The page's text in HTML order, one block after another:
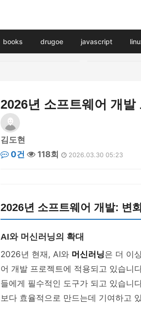
books drugoe javascript
2026년 소프트웨어 개발
김도현
0건
118회 2026.03.30 05:23
2026년 소프트웨어 개발: 변
AI와 머신러닝의 확대
2026년 현재, AI와 머신러닝은 더 이
어 개발 프로젝트에 적용되고 있습니
들에게 필수적인 도구가 되고 있습니
보다 효율적으로 만드는데 기여하고